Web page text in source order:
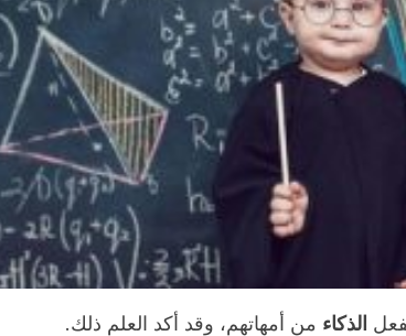
الذكاء من أمهاتهم، وقد أكد العلم ذلك.